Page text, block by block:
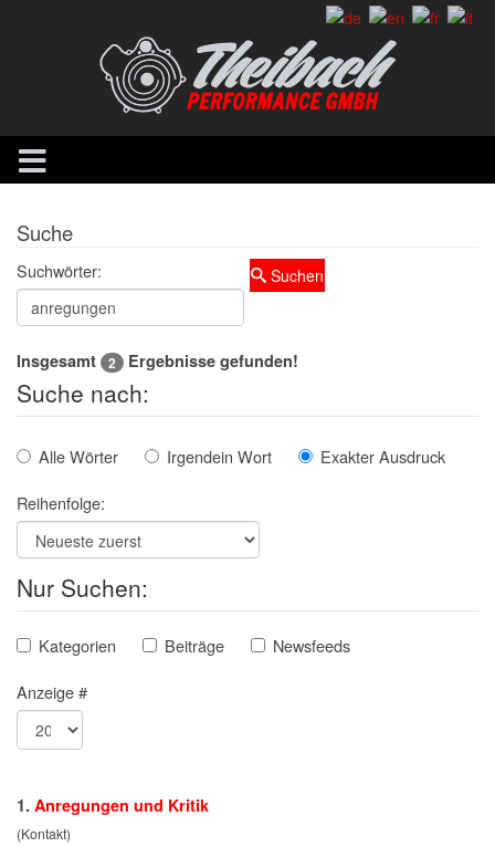
Suche
Suchwörter: Suchen
Insgesamt 2 Ergebnisse gefunden!
Suche nach:
Alle Wörter Irgendein Wort
Exakter Ausdruck
Reihenfolge:
Nur Suchen:
Kategorien Beiträge
Newsfeeds
Anzeige #
1. Anregungen und Kritik
(Kontakt)